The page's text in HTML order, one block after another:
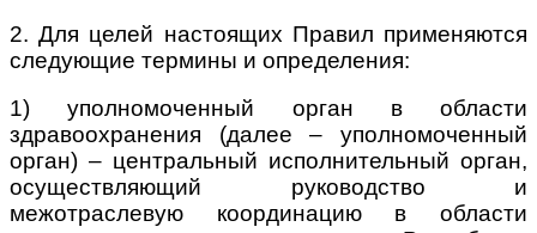
2. Для целей настоящих Правил применяются
следующие термины и определения:
1) уполномоченный орган в области
здравоохранения (далее – уполномоченный
орган) – центральный исполнительный орган,
осуществляющий руководство и
межотраслевую координацию в области